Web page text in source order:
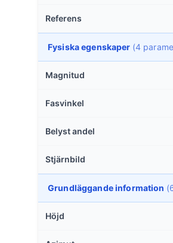
Referens
Fysiska egenskaper (4
Magnitud
Fasvinkel
Belyst andel
Stjärnbild
Grundläggande information
Höjd